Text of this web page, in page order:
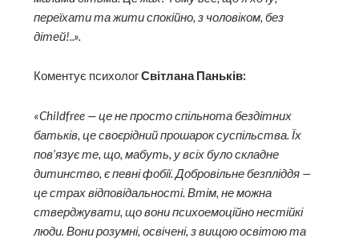
переїхати та жити спокійно, з чоловіком, без
дітей!..».
Коментує психологСвітлана Паньків:
«Childfree — це не просто спільнота бездітних
батьків, це своєрідний прошарок суспільства. Їх
пов’язує те, що, мабуть, у всіх було складне
дитинство, є певні фобії. Добровільне безпліддя —
це страх відповідальності. Втім, не можна
стверджувати, що вони психо­емоційно нестійкі
люди. Вони розумні, освічені, з вищою освітою та